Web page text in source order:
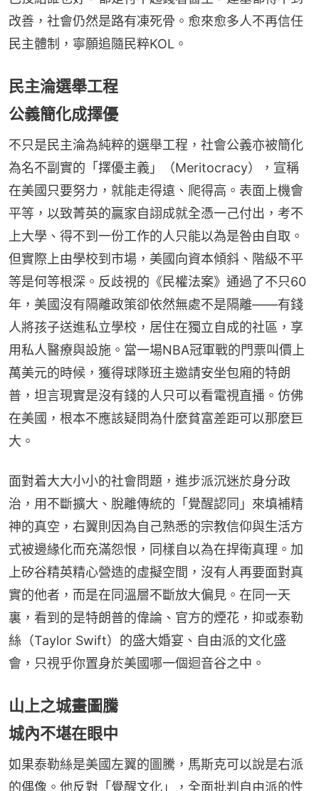
改善，社會仍然是路有凍死骨。愈來愈多人不再信任
民主體制，寧願追隨民粹KOL。
民主淪選舉工程
公義簡化成擇優
不只是民主淪為純粹的選舉工程，社會公義亦被簡化
為名不副實的「擇優主義」（Meritocracy），宣稱
在美國只要努力，就能走得遠、爬得高。表面上機會
平等，以致菁英的贏家自詡成就全憑一己付出，考不
上大學、得不到一份工作的人只能以為是咎由自取。
但實際上由學校到市場，美國向資本傾斜、階級不平
等是何等根深。反歧視的《民權法案》通過了不只60
年，美國沒有隔離政策卻依然無處不是隔離——有錢
人將孩子送進私立學校，居住在獨立自成的社區，享
用私人醫療與設施。當一場NBA冠軍戰的門票叫價上
萬美元的時候，獲得球隊班主邀請安坐包廂的特朗
普，坦言現實是沒有錢的人只可以看電視直播。仿佛
在美國，根本不應該疑問為什麼貧富差距可以那麼巨
大。
面對着大大小小的社會問題，進步派沉迷於身分政
治，用不斷擴大、脫離傳統的「覺醒認同」來填補精
神的真空，右翼則因為自己熟悉的宗教信仰與生活方
式被邊緣化而充滿怨恨，同樣自以為在捍衛真理。加
上矽谷精英精心營造的虛擬空間，沒有人再要面對真
實的他者，而是在同溫層不斷放大偏見。在同一天
裏，看到的是特朗普的偉論、官方的煙花，抑或泰勒
絲（Taylor Swift）的盛大婚宴、自由派的文化盛
會，只視乎你置身於美國哪一個迴音谷之中。
山上之城畫圖騰
城內不堪在眼中
如果泰勒絲是美國左翼的圖騰，馬斯克可以說是右派
的偶像。他反對「覺醒文化」，全面批判自由派的性